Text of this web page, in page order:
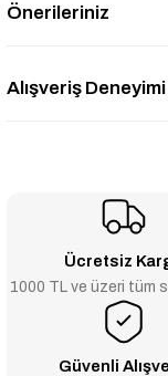
Önerileriniz
Alışveriş Deneyimi
Ücretsiz
1000 TL ve üzeri tüm
Güvenli